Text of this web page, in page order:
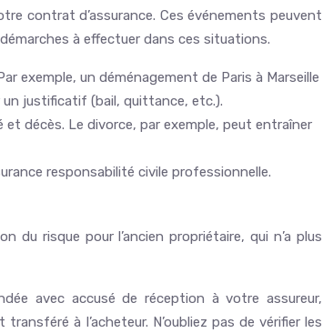
contrat d’assurance. Ces événements peuvent
à effectuer dans ces situations.
exemple, un déménagement de Paris à Marseille
un justificatif (bail, quittance, etc.).
décès. Le divorce, par exemple, peut entraîner
responsabilité civile professionnelle.
risque pour l’ancien propriétaire, qui n’a plus
avec accusé de réception à votre assureur,
à l’acheteur. N’oubliez pas de vérifier les